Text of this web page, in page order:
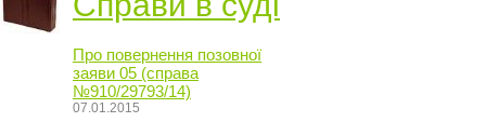
Про повернення позовної
заяви 05 (справа
№910/29793/14)
07.01.2015